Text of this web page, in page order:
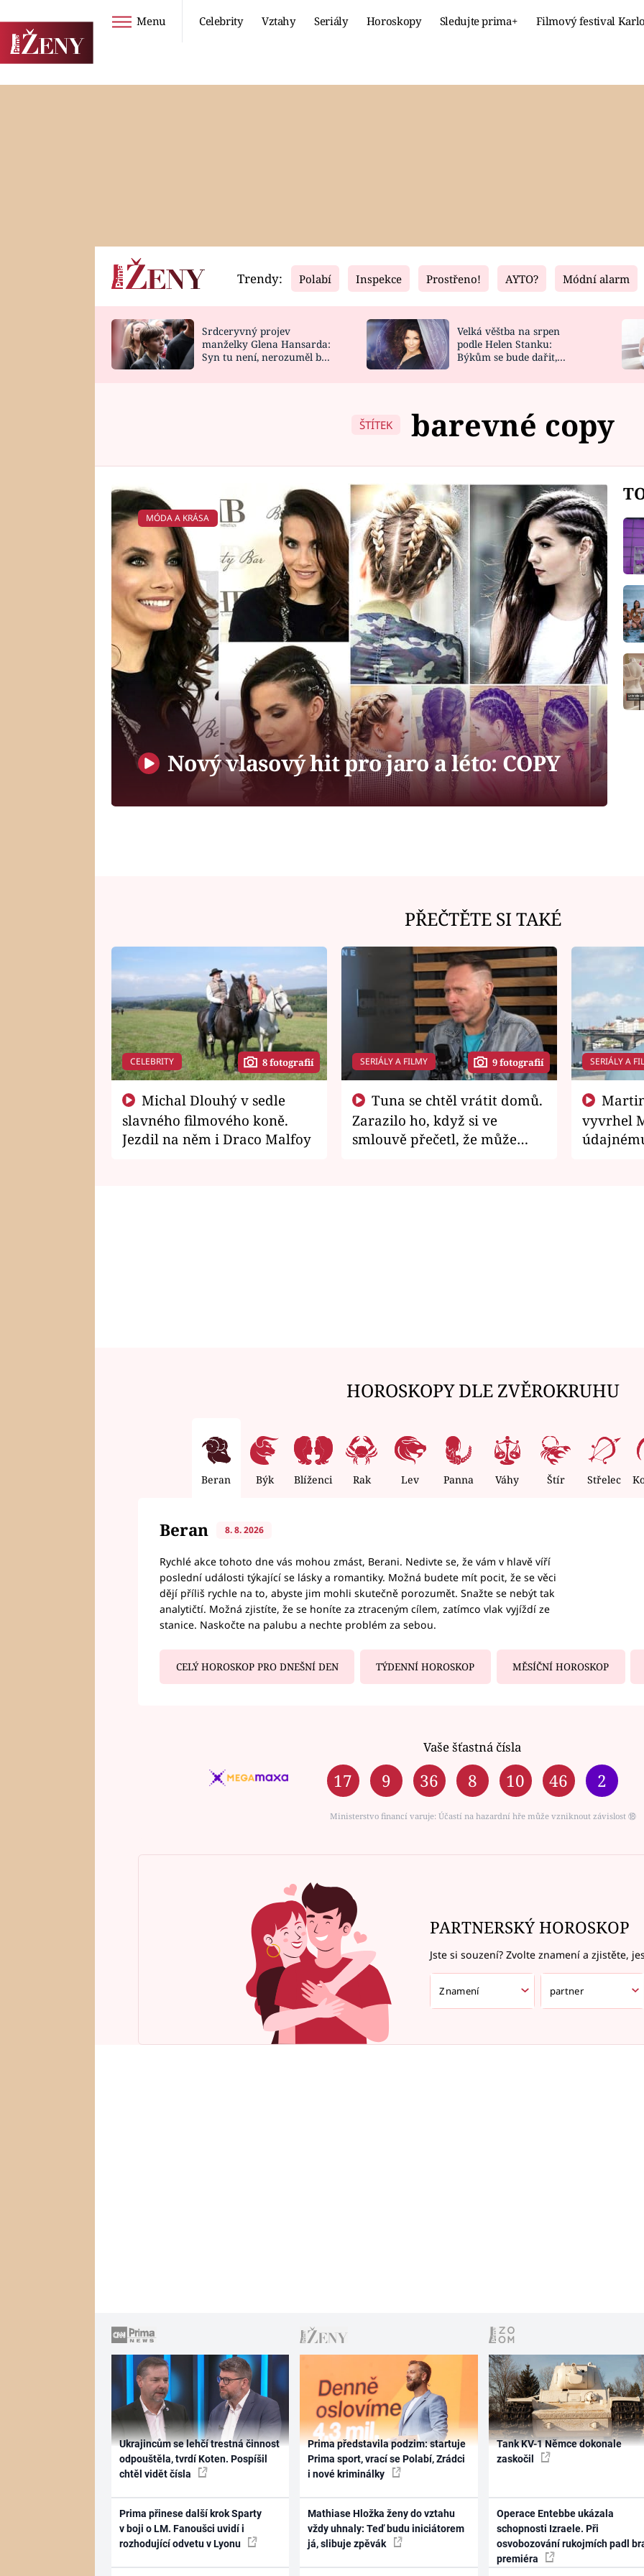
Menu Celebrity Vztahy Seriály Horoskopy Sledujte prima+ Filmový festival
Horoskopy
HOROSKOP NA
Video
CELEBRITY
VAŘENÍ
Fresh
NOVINKY
VIDEORECEPTY
Living
DESIGN
Trendy: Polabí Inspekce Prostřeno! AYTO? Módní alarm
Srdceryvný projev
manželky Glena Hansarda:
Syn tu není, nerozuměl by
Velká věštba na srpen
podle Helen Stanku:
Býkům se bude dařit,
ŠTÍTEK barevné copy
MÓDA A KRÁSA
Nový vlasový hit pro jaro a léto: COPY
PŘEČTĚTE SI TAKÉ
CELEBRITY 8 fotografií
slavného filmového koně.
Jezdil na něm i Draco Malfoy
SERIÁLY A FILMY 9 fotografií
Zarazilo ho, když si ve
smlouvě přečetl, že může
SERIÁLY A
vyvrhel
HOROSKOPY DLE ZVĚROKRUHU
Beran Býk Blíženci Rak Lev Panna Váhy Štír Střelec
Beran 8. 8. 2026
Rychlé akce tohoto dne vás mohou zmást, Berani. Nedivte se, že vám v hlavě víří
poslední události týkající se lásky a romantiky. Možná budete mít pocit, že se věci
dějí příliš rychle na to, abyste jim mohli skutečně porozumět. Snažte se nebýt tak
analytičtí. Možná zjistíte, že se honíte za ztraceným cílem, zatímco vlak vyjíždí ze
stanice. Naskočte na palubu a nechte problém za sebou.
CELÝ HOROSKOP PRO DNEŠNÍ DEN TÝDENNÍ HOROSKOP MĚSÍČNÍ HOROSKOP
Vaše šťastná čísla
17 9 36 8 10 46 2
Ministerstvo financí varuje: Účastí na hazardní hře může vzniknout závislost ⑱
PARTNERSKÝ HOROSKOP
Jste si souzení? Zvolte znamení a zjistěte,
Ukrajincům se lehčí trestná činnost
odpouštěla, tvrdí Koten. Pospíšil
chtěl vidět čísla
Prima přinese další krok Sparty
v boji o LM. Fanoušci uvidí i
rozhodující odvetu v Lyonu
Prima představila podzim: startuje
Prima sport, vrací se Polabí, Zrádci
i nové kriminálky
Mathiase Hložka ženy do vztahu
vždy uhnaly: Teď budu iniciátorem
já, slibuje zpěvák
Tank KV-1 Němce dokonale
zaskočil
Operace Entebbe ukázala
schopnosti Izraele. Při
osvobozování rukojmích padl
premiéra